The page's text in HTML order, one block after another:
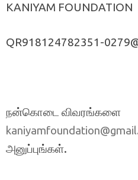
KANIYAM FOUNDATION
QR918124782351-
நன்கொடை விவரங்களை
அனுப்புங்கள்.